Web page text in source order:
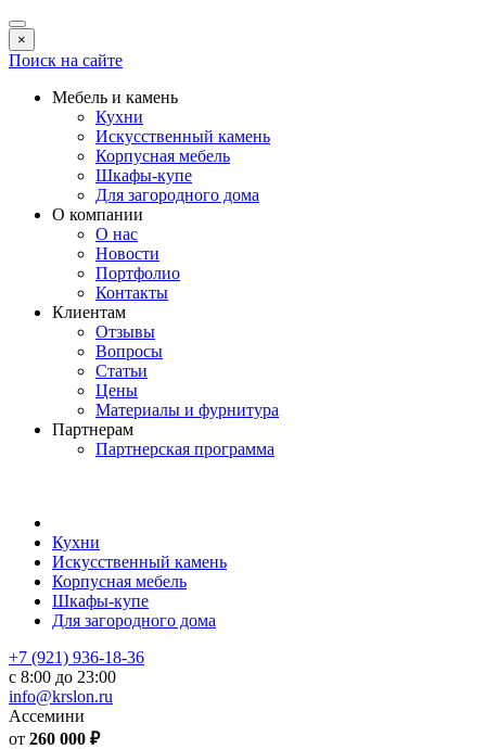
×
Поиск на сайте
Мебель и камень
Кухни
Искусственный камень
Корпусная мебель
Шкафы-купе
Для загородного дома
О компании
О нас
Новости
Портфолио
Контакты
Клиентам
Отзывы
Вопросы
Статьи
Цены
Материалы и фурнитура
Партнерам
Партнерская программа
Кухни
Искусственный камень
Корпусная мебель
Шкафы-купе
Для загородного дома
+7 (921) 936-18-36
с 8:00 до 23:00
info@krslon.ru
Ассемини
от 260 000 ₽